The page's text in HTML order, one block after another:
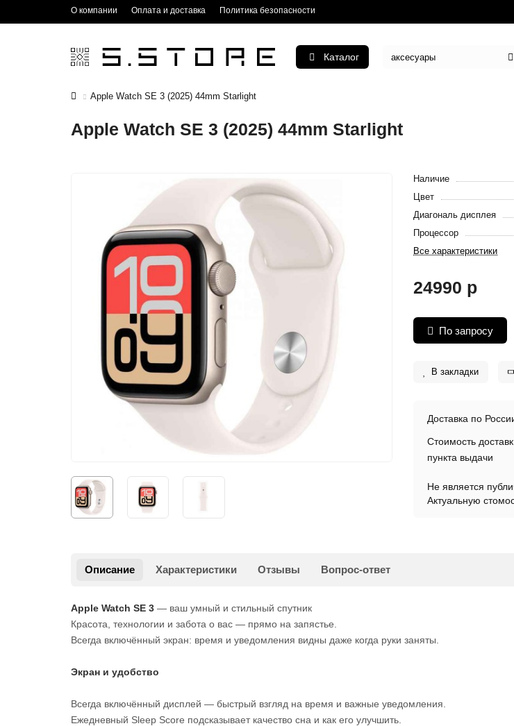
О компании Оплата и доставка Политика безопасности
Каталог
Apple Watch SE 3 (2025) 44mm Starlight
Apple Watch SE 3 (2025) 44mm Starlight
Наличие
Цвет
Диагональ дисплея
Процессор
Все характеристики
24990 р
По запросу
В закладки
Доставка по
Стоимость
пункта выдачи
Не является
Актуальную
Описание Характеристики Отзывы Вопрос-ответ
Apple Watch SE 3 — ваш умный и стильный спутник
Красота, технологии и забота о вас — прямо на запястье.
Всегда включённый экран: время и уведомления видны даже когда руки заняты.
Экран и удобство
Всегда включённый дисплей — быстрый взгляд на время и важные уведомления.
Ежедневный Sleep Score подсказывает качество сна и как его улучшить.